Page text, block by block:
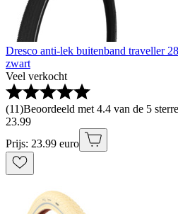
Dresco anti-lek buitenband traveller
zwart
Veel verkocht
(11)Beoordeeld met 4.4 van de 5
23.99
Prijs: 23.99 euro